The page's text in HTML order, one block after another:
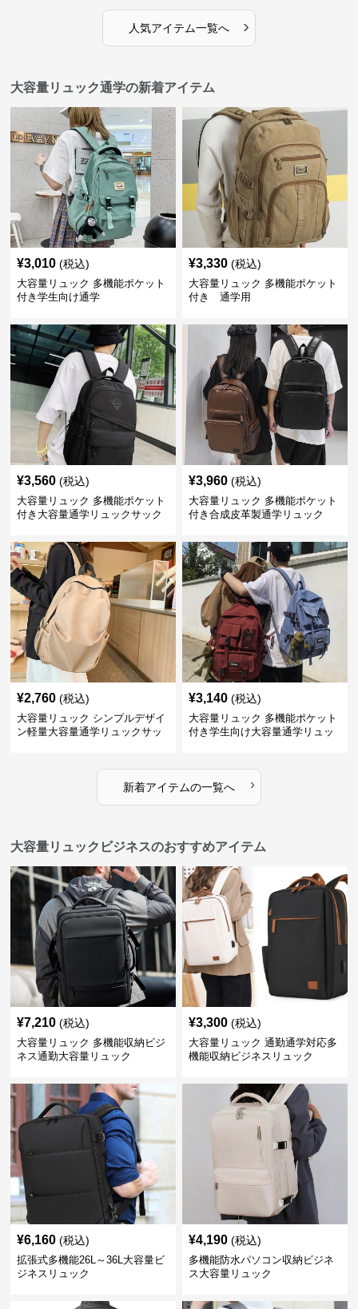
人気アイテム一覧へ ›
大容量リュック通学の新着アイテム
¥3,010 (税込)
大容量リュック 多機能ポケット
付き学生向け通学
¥3,330 (税込)
大容量リュック 多機能ポケット
付き 通学用
¥3,560 (税込)
大容量リュック 多機能ポケット
付き大容量通学リュックサック
¥3,960 (税込)
大容量リュック 多機能ポケット
付き合成皮革製通学リュック
¥2,760 (税込)
大容量リュック シンプルデザイ
ン軽量大容量通学リュックサッ
¥3,140 (税込)
大容量リュック 多機能ポケット
付き学生向け大容量通学リュッ
新着アイテムの一覧へ ›
大容量リュックビジネスのおすすめアイテム
¥7,210 (税込)
大容量リュック 多機能収納ビジ
ネス通勤大容量リュック
¥3,300 (税込)
大容量リュック 通勤通学対応多
機能収納ビジネスリュック
¥6,160 (税込)
拡張式多機能26L～36L大容量ビ
ジネスリュック
¥4,190 (税込)
多機能防水パソコン収納ビジネ
ス大容量リュック